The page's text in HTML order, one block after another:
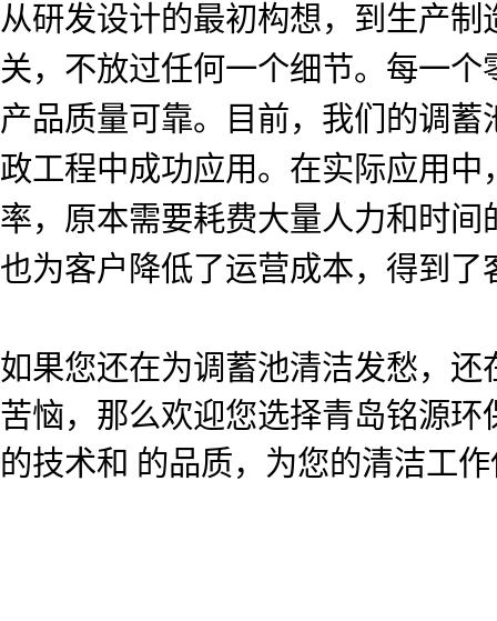
从研发设计的最初构想，到生产
关，不放过任何一个细节。每一
产品质量可靠。目前，我们的调
政工程中成功应用。在实际应用
率，原本需要耗费大量人力和时
也为客户降低了运营成本，得到
如果您还在为调蓄池清洁发愁，
苦恼，那么欢迎您选择青岛铭源
的技术和 的品质，为您的清洁工